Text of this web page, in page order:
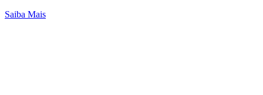
Saiba Mais